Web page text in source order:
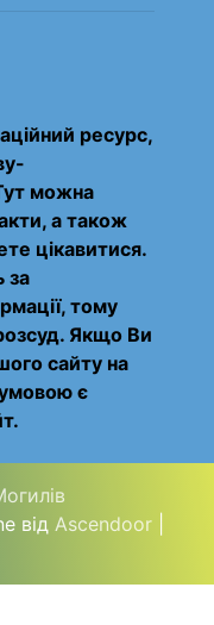
ресурс,
можна
а також
цікавитися.
за
тому
Якщо Ви
сайту на
є
від Ascendoor